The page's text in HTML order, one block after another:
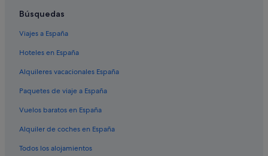
Moteles en Vevey
Hoteles con bar en Montreux
Hoteles para familias en Montreux
Casas de campo en Montreux
La Tour-de-Peilz hoteles
Hoteles que aceptan mascotas en Vevey
Búsquedas
Viajes a España
Hoteles en España
Alquileres vacacionales España
Paquetes de viaje a España
Vuelos baratos en España
Alquiler de coches en España
Todos los alojamientos